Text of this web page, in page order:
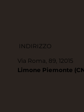
INDIRIZZO
Via Roma, 89, 12015
Limone Piemonte